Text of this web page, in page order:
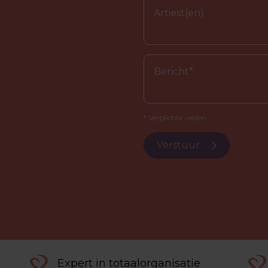
* Verplichte velden.
Verstuur
Expert in totaalorganisatie